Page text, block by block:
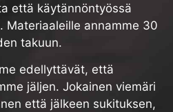
että käytännöntyössä
Materiaaleille annamme 30
takuun.
edellyttävät, että
jäljen. Jokainen viemäri
että jälkeen sukituksen,